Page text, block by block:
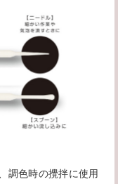
調色時の攪拌に使用